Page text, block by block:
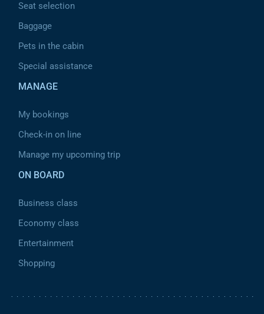
Seat selection
Baggage
Pets in the cabin
Special assistance
MANAGE
My bookings
Check-in on line
Manage my upcoming trip
ON BOARD
Business class
Economy class
Entertainment
Shopping